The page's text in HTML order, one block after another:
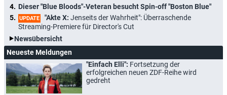
Dieser "Blue Bloods"-Veteran besucht Spin-off "Boston Blue"
UPDATE "Akte X: Jenseits der Wahrheit": Überraschende
Streaming-Premiere für Director's Cut
Newsübersicht
Neueste Meldungen
"Einfach Elli": Fortsetzung der
erfolgreichen neuen ZDF-Reihe wird
gedreht